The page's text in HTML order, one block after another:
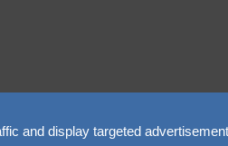
and display targeted